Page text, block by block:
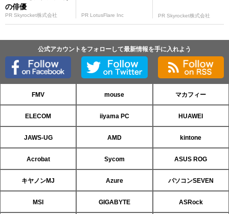
の俳優
PR Skyrocket株式会社 PR LotusFlare Inc PR Skyrocket株式会社
公式アカウントをフォローして最新情報を手に入れよう
FMV mouse マカフィー
ELECOM iiyama PC HUAWEI
JAWS-UG AMD kintone
Acrobat Sycom ASUS ROG
キヤノンMJ Azure パソコンSEVEN
MSI GIGABYTE ASRock